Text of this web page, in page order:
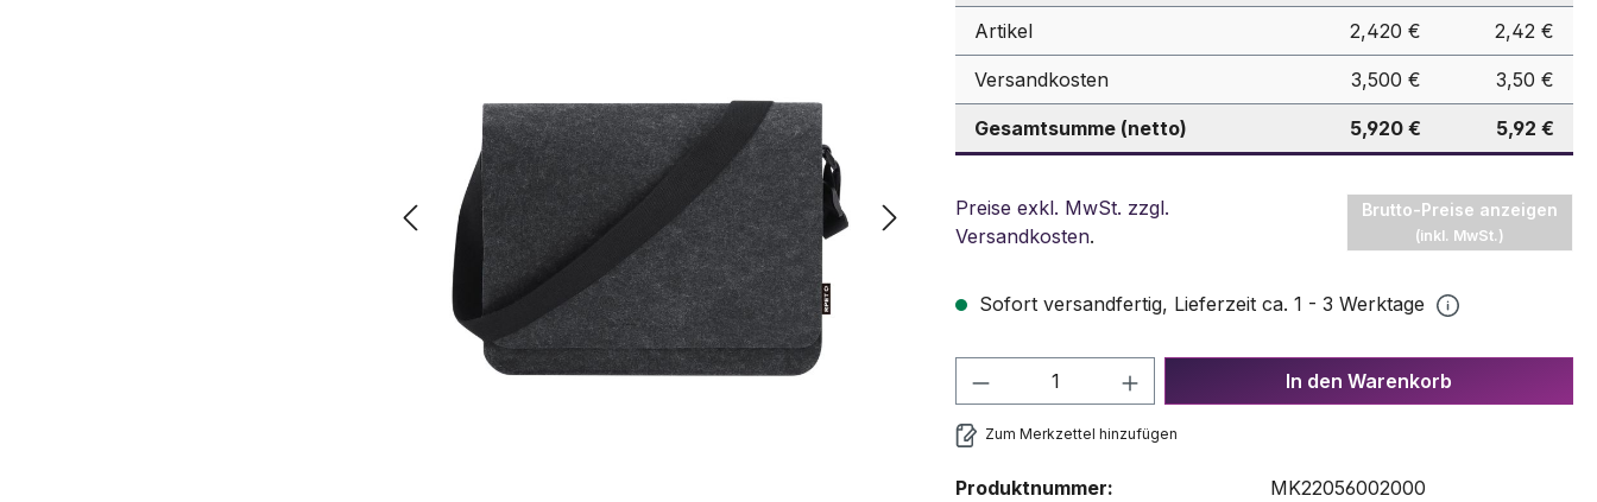
Artikel 2,420 € 2,42 €
Versandkosten 3,500 € 3,50 €
Gesamtsumme (netto) 5,920 € 5,92 €
Preise exkl. MwSt. zzgl.
Versandkosten.
Brutto-Preise anzeigen
(inkl. MwSt.)
Sofort versandfertig, Lieferzeit ca. 1 - 3 Werktage
Produkt Anzahl: Gib den gewünschten Wert
In den Warenkorb
Zum Merkzettel hinzufügen
Produktnummer:
MK22056002000